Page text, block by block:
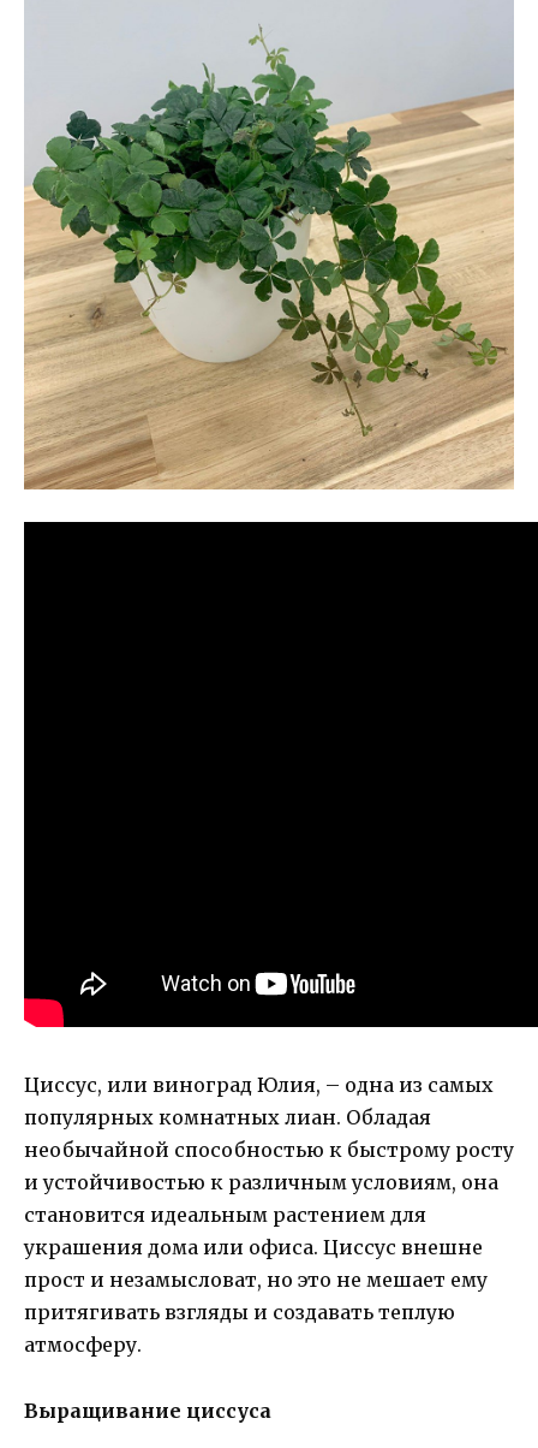
Циссус, или виноград Юлия, – одна из самых
популярных комнатных лиан. Обладая
необычайной способностью к быстрому росту
и устойчивостью к различным условиям, она
становится идеальным растением для
украшения дома или офиса. Циссус внешне
прост и незамысловат, но это не мешает ему
притягивать взгляды и создавать теплую
атмосферу.
Выращивание циссуса